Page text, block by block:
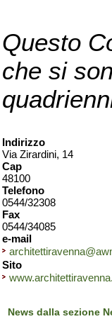
Questo
che si
Indirizzo
Via Zirardini, 14
Cap
48100
Telefono
0544/32308
Fax
0544/34085
e-mail
Sito
News dalla sezione